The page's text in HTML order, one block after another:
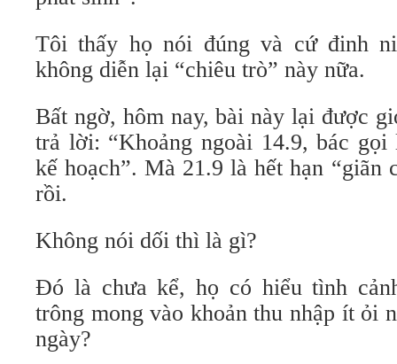
Tôi thấy họ nói đúng và cứ đinh
không diễn lại “chiêu trò” này nữa.
Bất ngờ, hôm nay, bài này lại được
trả lời: “Khoảng ngoài 14.9, bác
kế hoạch”. Mà 21.9 là hết hạn “giãn
rồi.
Không nói dối thì là gì?
Đó là chưa kể, họ có hiểu tình
trông mong vào khoản thu nhập ít ỏi
ngày?